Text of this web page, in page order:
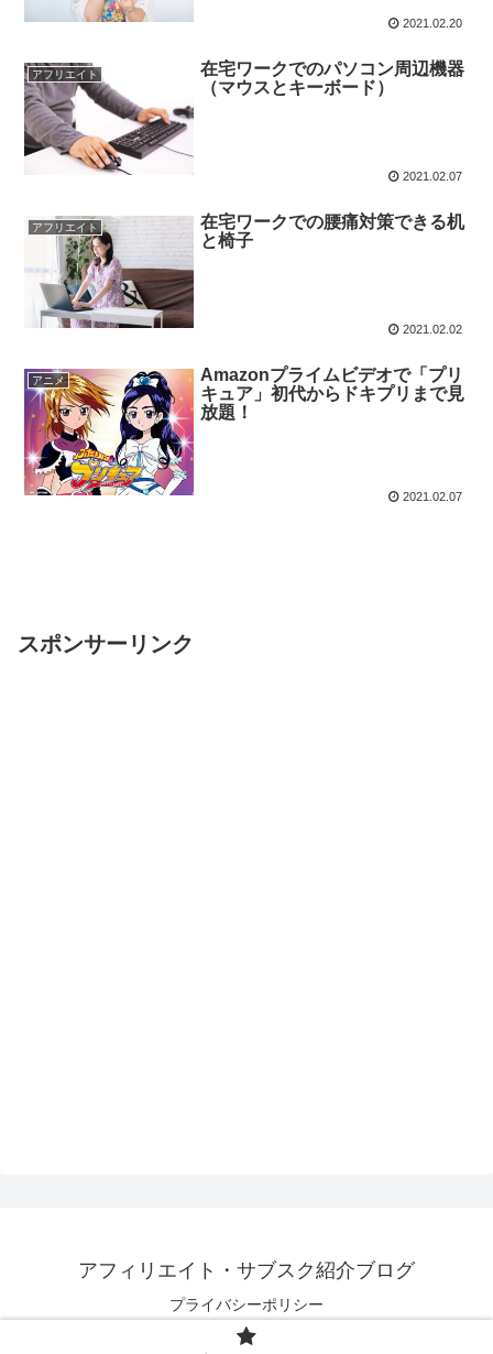
2021.02.20
アフリエイト
在宅ワークでのパソコン周辺機器
（マウスとキーボード）
2021.02.07
アフリエイト
在宅ワークでの腰痛対策できる机
と椅子
2021.02.02
アニメ
Amazonプライムビデオで「プリ
キュア」初代からドキプリまで見
放題！
2021.02.07
スポンサーリンク
アフィリエイト・サブスク紹介ブログ
プライバシーポリシー
© 2020 アフィリエイト・サブスク紹介ブログ.